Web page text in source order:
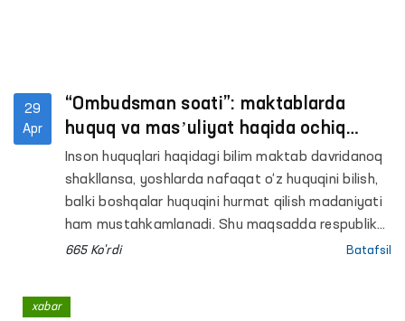
29
Apr
“Ombudsman soati”: maktablarda
huquq va masʼuliyat haqida ochiq
muloqotlar o‘tkazilmoqda
Inson huquqlari haqidagi bilim maktab davridanoq
shakllansa, yoshlarda nafaqat o‘z huquqini bilish,
balki boshqalar huquqini hurmat qilish madaniyati
ham mustahkamlanadi. Shu maqsadda respublika
bo‘ylab umumtaʼlim maktablari o‘quvchilari uchun
665 Ko'rdi Batafsil
xabar